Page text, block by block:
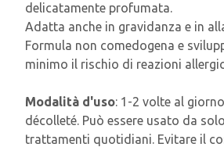
delicatamente profumata.
Adatta anche in gravidanza e in
Formula non comedogena e
minimo il rischio di reazioni
Modalità d'uso: 1-2 volte al
décolleté. Può essere usato da
trattamenti quotidiani. Evitare il